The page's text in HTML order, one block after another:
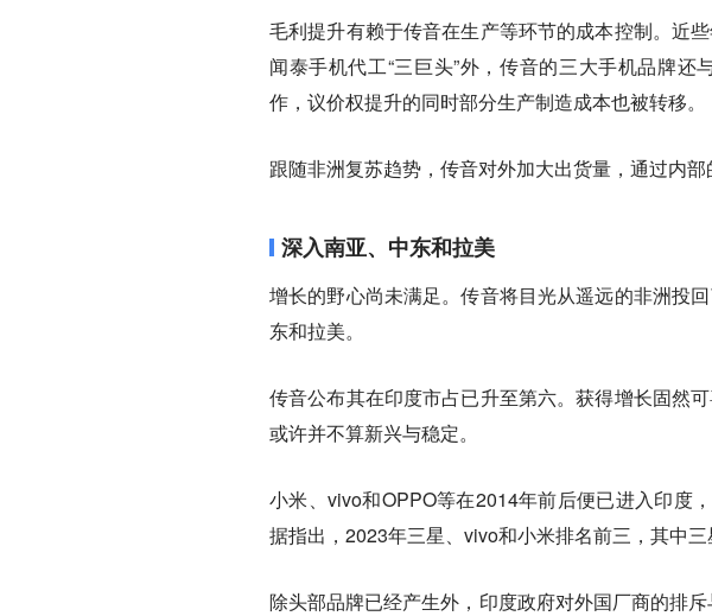
毛利提升有赖于传音在生产等环节的成本控制。近
闻泰手机代工“三巨头”外，传音的三大手机品牌还
作，议价权提升的同时部分生产制造成本也被转移。
跟随非洲复苏趋势，传音对外加大出货量，通过内
深入南亚、中东和拉美
增长的野心尚未满足。传音将目光从遥远的非洲投
东和拉美。
传音公布其在印度市占已升至第六。获得增长固然
或许并不算新兴与稳定。
小米、vivo和OPPO等在2014年前后便已进入印度
据指出，2023年三星、vivo和小米排名前三，其中三
除头部品牌已经产生外，印度政府对外国厂商的排